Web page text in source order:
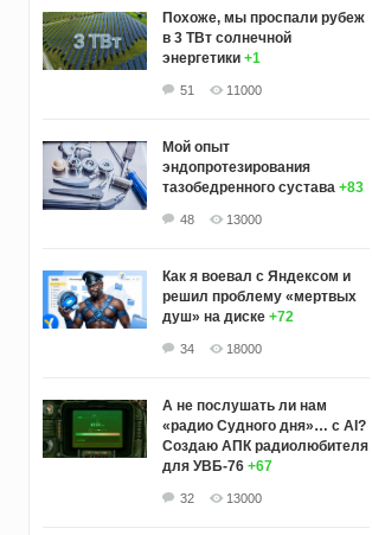
Похоже, мы проспали рубеж
в 3 ТВт солнечной
энергетики +1
51 11000
Мой опыт
эндопротезирования
тазобедренного сустава +83
48 13000
Как я воевал с Яндексом и
решил проблему «мертвых
душ» на диске +72
34 18000
А не послушать ли нам
«радио Судного дня»… с AI?
Создаю АПК радиолюбителя
для УВБ-76 +67
32 13000